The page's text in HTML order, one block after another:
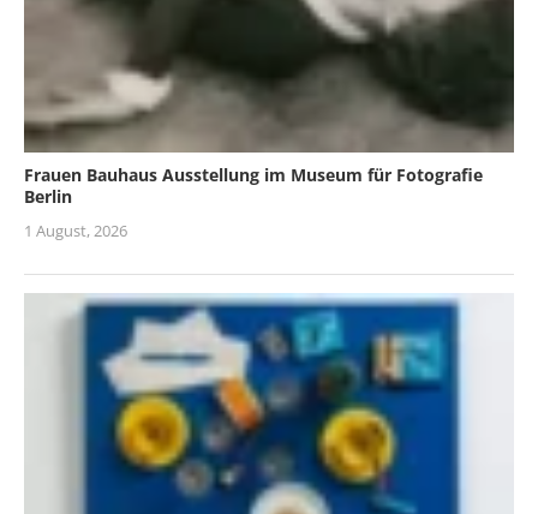
Frauen Bauhaus Ausstellung im Museum für Fotografie
Berlin
1 August, 2026